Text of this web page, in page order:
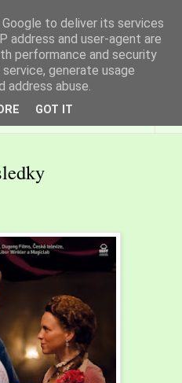
novinky v kinech
to deliver its services
address and user-agent are
performance and security
generate usage
abuse.
GOT IT